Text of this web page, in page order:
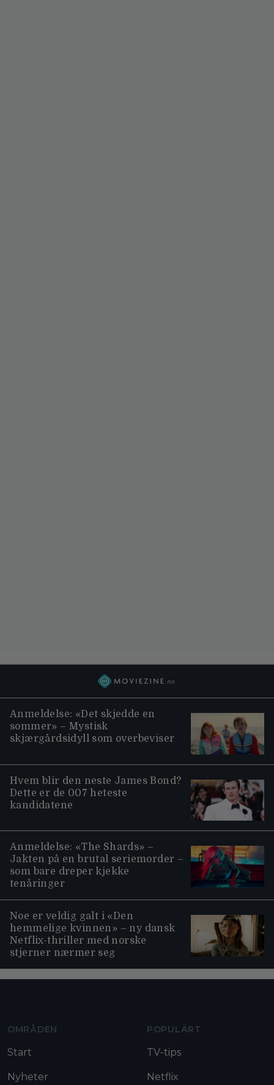
Anmeldelse: «Det skjedde en
sommer» – Mystisk
skjærgårdsidyll som overbeviser
Hvem blir den neste James Bond?
Dette er de 007 heteste
kandidatene
Anmeldelse: «The Shards» –
Jakten på en brutal seriemorder –
som bare dreper kjekke
tenåringer
Noe er veldig galt i «Den
hemmelige kvinnen» – ny dansk
Netflix-thriller med norske
stjerner nærmer seg
OMRÅDEN
Start
Nyheter
POPULÄRT
TV-tips
Netflix